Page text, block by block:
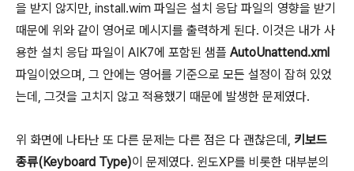
을 받지 않지만, install.wim 파일은 설치 응답 파일의 영향을 받기
때문에 위와 같이 영어로 메시지를 출력하게 된다. 이것은 내가 사
용한 설치 응답 파일이 AIK7에 포함된 샘플 AutoUnattend.xml
파일이었으며, 그 안에는 영어를 기준으로 모든 설정이 잡혀 있었
는데, 그것을 고치지 않고 적용했기 때문에 발생한 문제였다.
위 화면에 나타난 또 다른 문제는 다른 점은 다 괜찮은데, 키보드
종류(Keyboard Type)이 문제였다. 윈도XP를 비롯한 대부분의